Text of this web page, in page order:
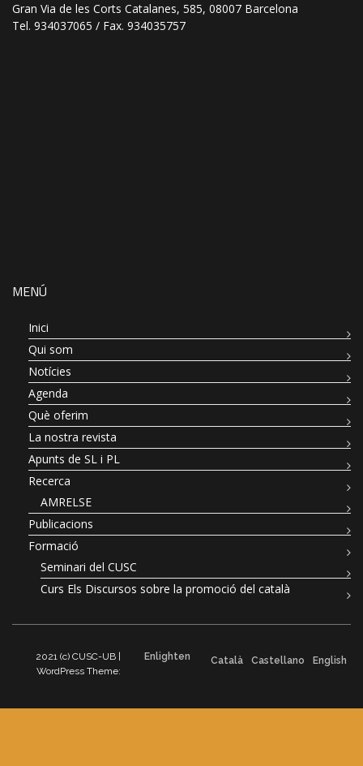
Gran Via de les Corts Catalanes, 585, 08007 Barcelona
Tel. 934037065 / Fax. 934035757
MENÚ
Inici
Qui som
Notícies
Agenda
Què oferim
La nostra revista
Apunts de SL i PL
Recerca
AMRELSE
Publicacions
Formació
Seminari del CUSC
Curs Els Discursos sobre la promoció del català
2021 (c) CUSC-UB |
WordPress Theme:
Enlighten Català Castellano English